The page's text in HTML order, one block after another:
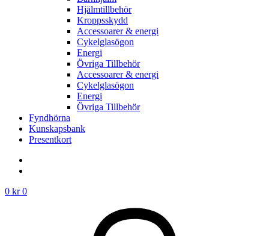
Hjälmtillbehör
Kroppsskydd
Accessoarer & energi
Cykelglasögon
Energi
Övriga Tillbehör
Accessoarer & energi
Cykelglasögon
Energi
Övriga Tillbehör
Fyndhörna
Kunskapsbank
Presentkort
0 kr 0